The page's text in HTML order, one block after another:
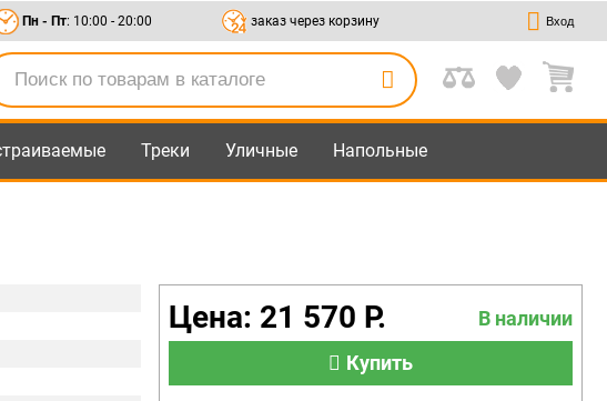
Пн - Пт: 10:00 - 20:00 заказ через корзину Вход
Треки Уличные Напольные
Цена: 21 570 Р.
В наличии
Купить